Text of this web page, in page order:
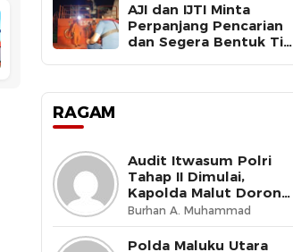
AJI dan IJTI Minta
Perpanjang Pencarian
dan Segera Bentuk Tim
RAGAM
Audit Itwasum Polri
Tahap II Dimulai,
Kapolda Malut Dorong
Peningkatan Tata
Kelola Organisasi yang
Presisi
Burhan A. Muhammad
Polda Maluku Utara